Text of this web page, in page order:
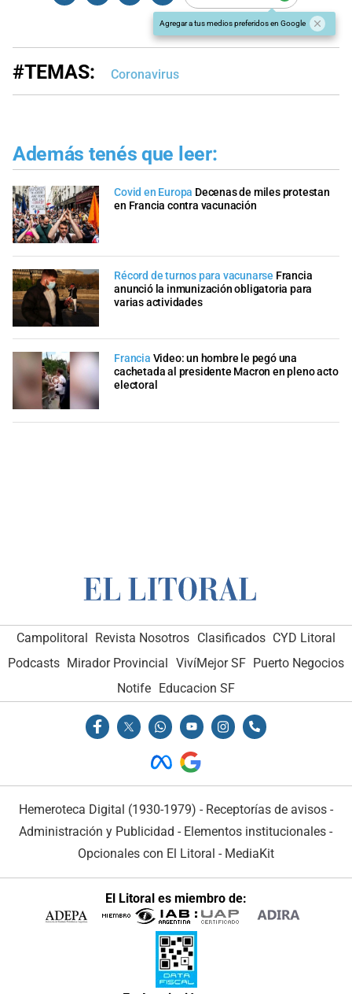
Agregar a tus medios preferidos en Google
#TEMAS: Coronavirus
Además tenés que leer:
Covid en Europa Decenas de miles protestan
en Francia contra vacunación
Récord de turnos para vacunarse Francia
anunció la inmunización obligatoria para
varias actividades
Francia Video: un hombre le pegó una
cachetada al presidente Macron en pleno acto
electoral
Campolitoral Revista Nosotros Clasificados CYD Litoral
Podcasts Mirador Provincial VivíMejor SF Puerto Negocios
Notife
Educacion SF
Hemeroteca Digital (1930-1979) - Receptorías de avisos -
Administración y Publicidad - Elementos institucionales -
Opcionales con El Litoral - MediaKit
El Litoral es miembro de: